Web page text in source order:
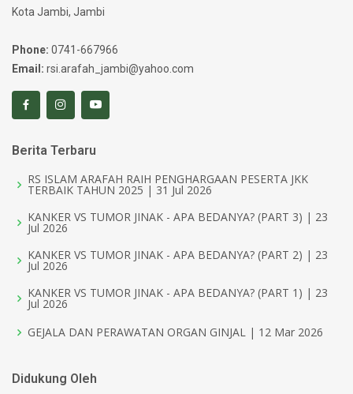
Kota Jambi, Jambi
Phone: 0741-667966
Email: rsi.arafah_jambi@yahoo.com
Berita Terbaru
RS ISLAM ARAFAH RAIH PENGHARGAAN PESERTA JKK
TERBAIK TAHUN 2025 | 31 Jul 2026
KANKER VS TUMOR JINAK - APA BEDANYA? (PART 3) | 23
Jul 2026
KANKER VS TUMOR JINAK - APA BEDANYA? (PART 2) | 23
Jul 2026
KANKER VS TUMOR JINAK - APA BEDANYA? (PART 1) | 23
Jul 2026
GEJALA DAN PERAWATAN ORGAN GINJAL | 12 Mar 2026
Didukung Oleh